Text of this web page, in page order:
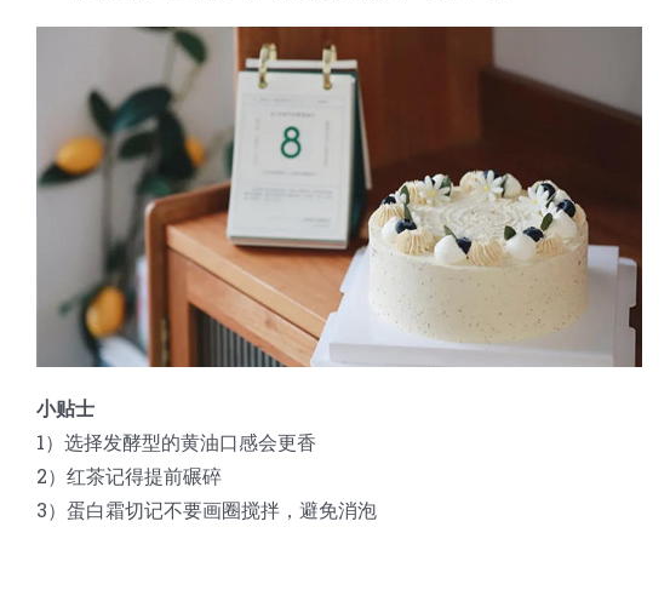
小贴士
1）选择发酵型的黄油口感会更香
2）红茶记得提前碾碎
3）蛋白霜切记不要画圈搅拌，避免消泡